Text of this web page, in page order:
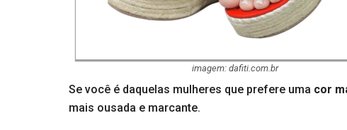
imagem: dafiti.com.br
Se você é daquelas mulheres que prefere uma cor
mais ousada e marcante.